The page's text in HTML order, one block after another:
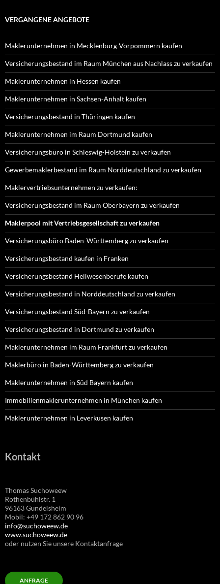
VERGANGENE ANGEBOTE
Maklerunternehmen in Mecklenburg-Vorpommern kaufen
Versicherungsbestand im Raum München aus Nachlass zu verkaufen
Maklerunternehmen in Hessen kaufen
Maklerunternehmen in Sachsen-Anhalt kaufen
Versicherungsbestand in Thüringen kaufen
Maklerunternehmen im Raum Dortmund kaufen
Versicherungsbüro in Schleswig-Holstein zu verkaufen
Gewerbemaklerbestand im Raum Norddeutschland zu verkaufen
Maklervertriebsunternehmen zu verkaufen:
Versicherungsbestand im Raum Oberbayern zu verkaufen
Maklerpool mit Vertriebsgesellschaft zu verkaufen
Versicherungsbüro Baden-Württemberg zu verkaufen
Versicherungsbestand kaufen in Franken
Versicherungsbestand Heilwesenberufe kaufen
Versicherungsbestand in Norddeutschland zu verkaufen
Versicherungsbestand Süd-Bayern zu verkaufen
Versicherungsbestand in Dortmund zu verkaufen
Maklerunternehmen im Raum Frankfurt zu verkaufen
Maklerbüro in Baden-Württemberg zu verkaufen
Maklerunternehmen in Süd Bayern kaufen
Immobilienmaklerunternehmen in München kaufen
Maklerunternehmen in Leverkusen kaufen
Kontakt
Thomas Suchoweew
Rothenbühlstr. 1
96163 Gundelsheim
Mobil: +49 172 862 90 96
info@suchoweew.de
www.suchoweew.de
oder nutzen Sie unsere Kontaktanfrage
ANFRAGE